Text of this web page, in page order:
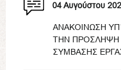
04 Αυγούστου
ΑΝΑΚΟΙΝΩΣΗ
ΤΗΝ ΠΡΟΣΛΗΨΗ
ΣΥΜΒΑΣΗΣ